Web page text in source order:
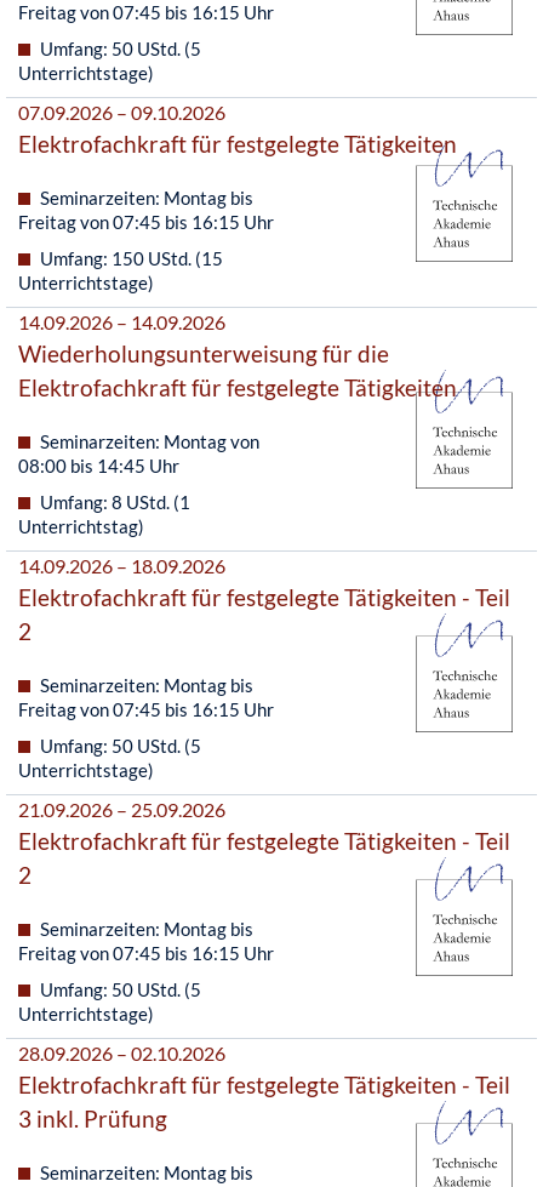
Freitag von 07:45 bis 16:15 Uhr
Umfang: 50 UStd. (5
Unterrichtstage)
07.09.2026 – 09.10.2026
Elektrofachkraft für festgelegte Tätigkeiten
Seminarzeiten: Montag bis
Freitag von 07:45 bis 16:15 Uhr
Umfang: 150 UStd. (15
Unterrichtstage)
14.09.2026 – 14.09.2026
Wiederholungsunterweisung für die
Elektrofachkraft für festgelegte Tätigkeiten
Seminarzeiten: Montag von
08:00 bis 14:45 Uhr
Umfang: 8 UStd. (1
Unterrichtstag)
14.09.2026 – 18.09.2026
Elektrofachkraft für festgelegte Tätigkeiten - Teil
2
Seminarzeiten: Montag bis
Freitag von 07:45 bis 16:15 Uhr
Umfang: 50 UStd. (5
Unterrichtstage)
21.09.2026 – 25.09.2026
Elektrofachkraft für festgelegte Tätigkeiten - Teil
2
Seminarzeiten: Montag bis
Freitag von 07:45 bis 16:15 Uhr
Umfang: 50 UStd. (5
Unterrichtstage)
28.09.2026 – 02.10.2026
Elektrofachkraft für festgelegte Tätigkeiten - Teil
3 inkl. Prüfung
Seminarzeiten: Montag bis